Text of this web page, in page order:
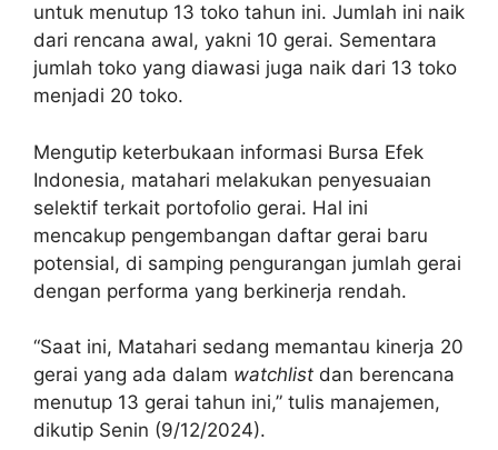
untuk menutup 13 toko tahun ini. Jumlah ini naik
dari rencana awal, yakni 10 gerai. Sementara
jumlah toko yang diawasi juga naik dari 13 toko
menjadi 20 toko.
Mengutip keterbukaan informasi Bursa Efek
Indonesia, matahari melakukan penyesuaian
selektif terkait portofolio gerai. Hal ini
mencakup pengembangan daftar gerai baru
potensial, di samping pengurangan jumlah gerai
dengan performa yang berkinerja rendah.
“Saat ini, Matahari sedang memantau kinerja 20
gerai yang ada dalam watchlist dan berencana
menutup 13 gerai tahun ini,” tulis manajemen,
dikutip Senin (9/12/2024).